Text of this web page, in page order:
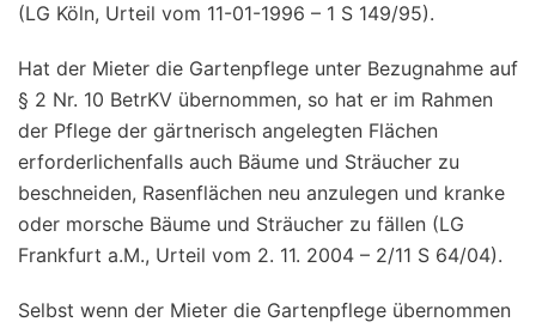
(LG Köln, Urteil vom 11-01-1996 – 1 S 149/95).
Hat der Mieter die Gartenpflege unter Bezugnahme auf
§ 2 Nr. 10 BetrKV übernommen, so hat er im Rahmen
der Pflege der gärtnerisch angelegten Flächen
erforderlichenfalls auch Bäume und Sträucher zu
beschneiden, Rasenflächen neu anzulegen und kranke
oder morsche Bäume und Sträucher zu fällen (LG
Frankfurt a.M., Urteil vom 2. 11. 2004 – 2/11 S 64/04).
Selbst wenn der Mieter die Gartenpflege übernommen